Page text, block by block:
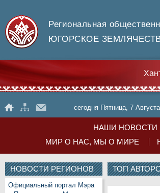
Региональная
ЮГОРСКОЕ
сегодня Пятница, 7
НАШИ НОВОСТИ
МИР О НАС, МЫ О МИРЕ
НОВОСТИ РЕГИОНОВ
Официальный портал Мэра
ТОП